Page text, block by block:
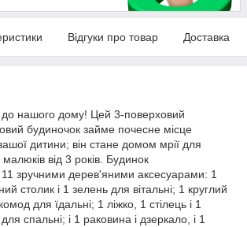
Відгуки про товар Доставка
нашого дому! Цей 3-поверховий
будиночок займе почесне місце
дитини; він стане домом мрії для
від 3 років. Будинок
зручними дерев'яними аксесуарами: 1
столик і 1 зелень для вітальні; 1 круглий
для їдальні; 1 ліжко, 1 стілець і 1
спальні; і 1 раковина і дзеркало, і 1